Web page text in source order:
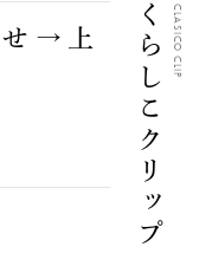
くらしこクリップCLASICO CLIP
せ→上